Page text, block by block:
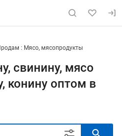
: Мясо, мясопродукты
свинину, мясо
конину оптом в